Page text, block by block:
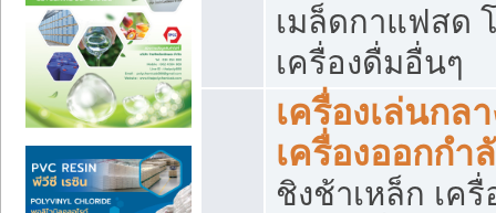
เมล็ดกาแฟสด
เครื่องดื่มอื่นๆ
เครื่องเล่นกล
เครื่องออกกำ
ชิงช้าเหล็ก เค